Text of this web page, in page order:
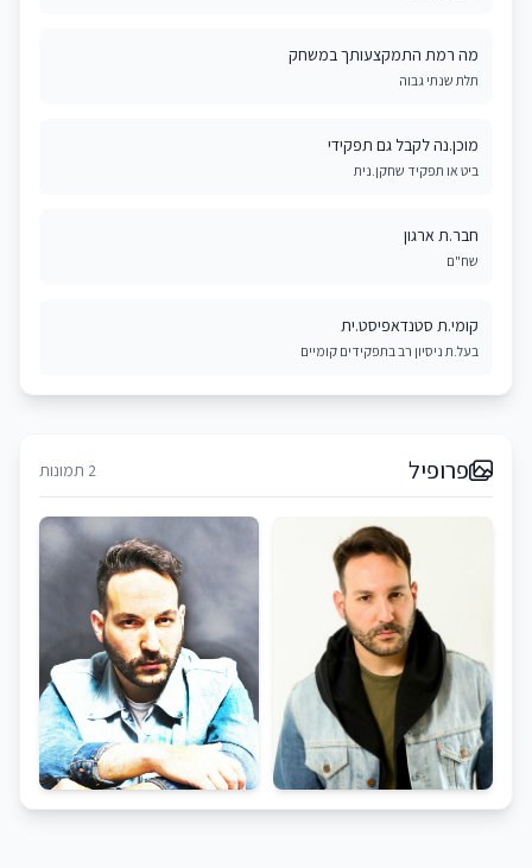
מה רמת התמקצעותך במשחק
תלת שנתי גבוה
מוכן.נה לקבל גם תפקידי
ביט או תפקיד שחקן.נית
חבר.ת ארגון
שח"ם
קומי.ת סטנדאפיסט.ית
בעל.ת ניסיון רב בתפקידים קומיים
פרופיל 2 תמונות